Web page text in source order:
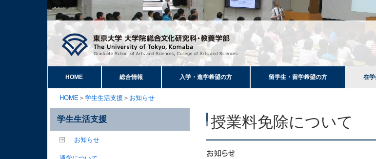
HOME 総合情報 入学・進学希望の方 留学生・留学希望の方 在
HOME ＞ 学生生活支援 ＞ お知らせ
授業料免除について
学生生活支援
お知らせ